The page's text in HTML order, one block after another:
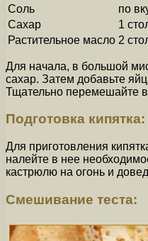
Соль
по
Сахар
1
Растительное масло 2
Для начала, в большой
сахар. Затем добавьте
Тщательно перемешайте
Подготовка кипятка:
Для приготовления
налейте в нее
кастрюлю на огонь и
Смешивание теста: